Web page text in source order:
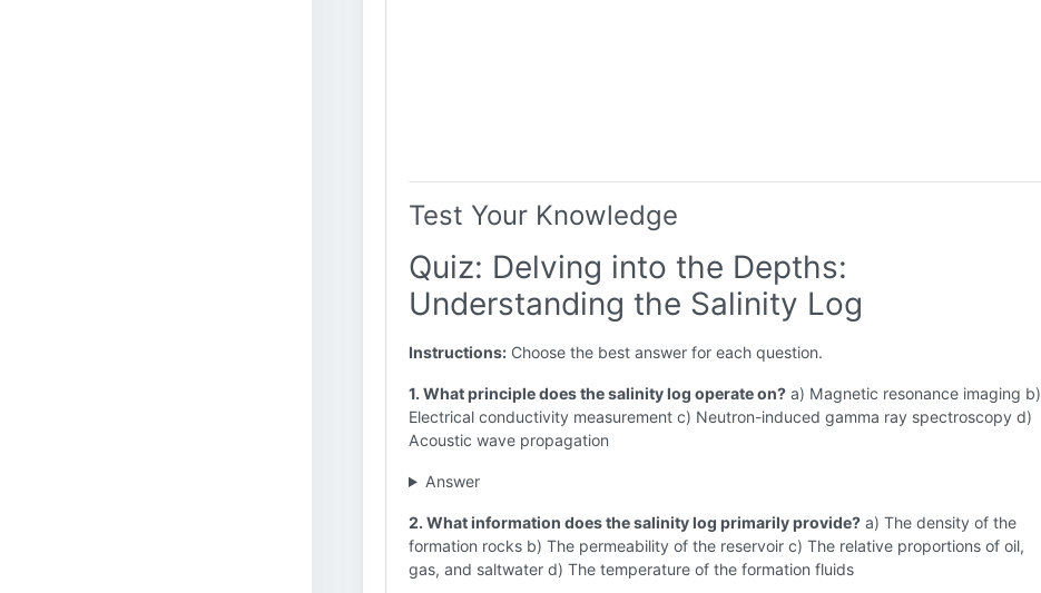
Test Your Knowledge
Quiz: Delving into the Depths:
Understanding the Salinity Log
Instructions: Choose the best answer for each question.
1. What principle does the salinity log operate on? a) Magnetic resonance imaging b)
Electrical conductivity measurement c) Neutron-induced gamma ray spectroscopy d)
Acoustic wave propagation
Answer
2. What information does the salinity log primarily provide? a) The density of the
formation rocks b) The permeability of the reservoir c) The relative proportions of oil,
gas, and saltwater d) The temperature of the formation fluids